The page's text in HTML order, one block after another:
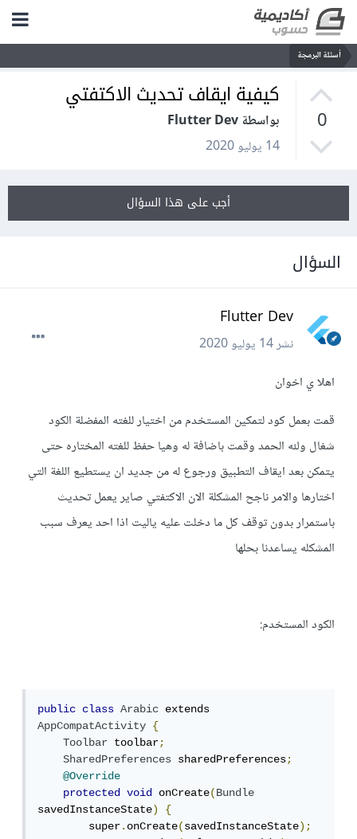
أسئلة البرمجة
0
كيفية ايقاف تحديث الاكتفتي
بواسطة Flutter Dev
14 يوليو 2020
أجب على هذا السؤال
السؤال
Flutter Dev
نشر14 يوليو 2020
اهلا ي اخوان
قمت بعمل كود لتمكين المستخدم من اختيار للغته المفضلة الكود
شغال ولله الحمد وقمت باضافة له وهيا حفظ للغته المختاره حتى
يتمكن بعد ايقاف التطبيق ورجوع له من جديد ان يستطيع اللغة التي
اختارها والامر ناجح المشكلة الان الاكتفتي صاير يعمل تحديث
باستمرار بدون توقف كل ما دخلت عليه ياليت اذا احد يعرف سبب
المشكله يساعدنا بحلها
الكود المستخدم:
public class Arabic
AppCompatActivity
{
Toolbar toolbar;
SharedPreferences sharedPreferences;
@Override
protected
void onCreate(Bundle
savedInstanceState)
{
        super
.onCreate(savedInstanceState);